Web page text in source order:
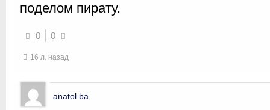
поделом пирату.
0 0
16 л. назад
anatol.ba